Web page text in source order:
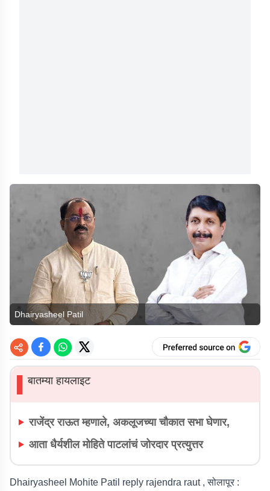
Dhairyasheel Patil
▌बातम्या हायलाइट
राजेंद्र राऊत म्हणाले, अकलूजच्या चौकात सभा घेणार,
आता धैर्यशील मोहिते पाटलांचं जोरदार प्रत्युत्तर
Dhairyasheel Mohite Patil reply rajendra raut , सोलापूर :